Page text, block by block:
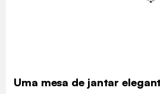
Uma mesa de jantar